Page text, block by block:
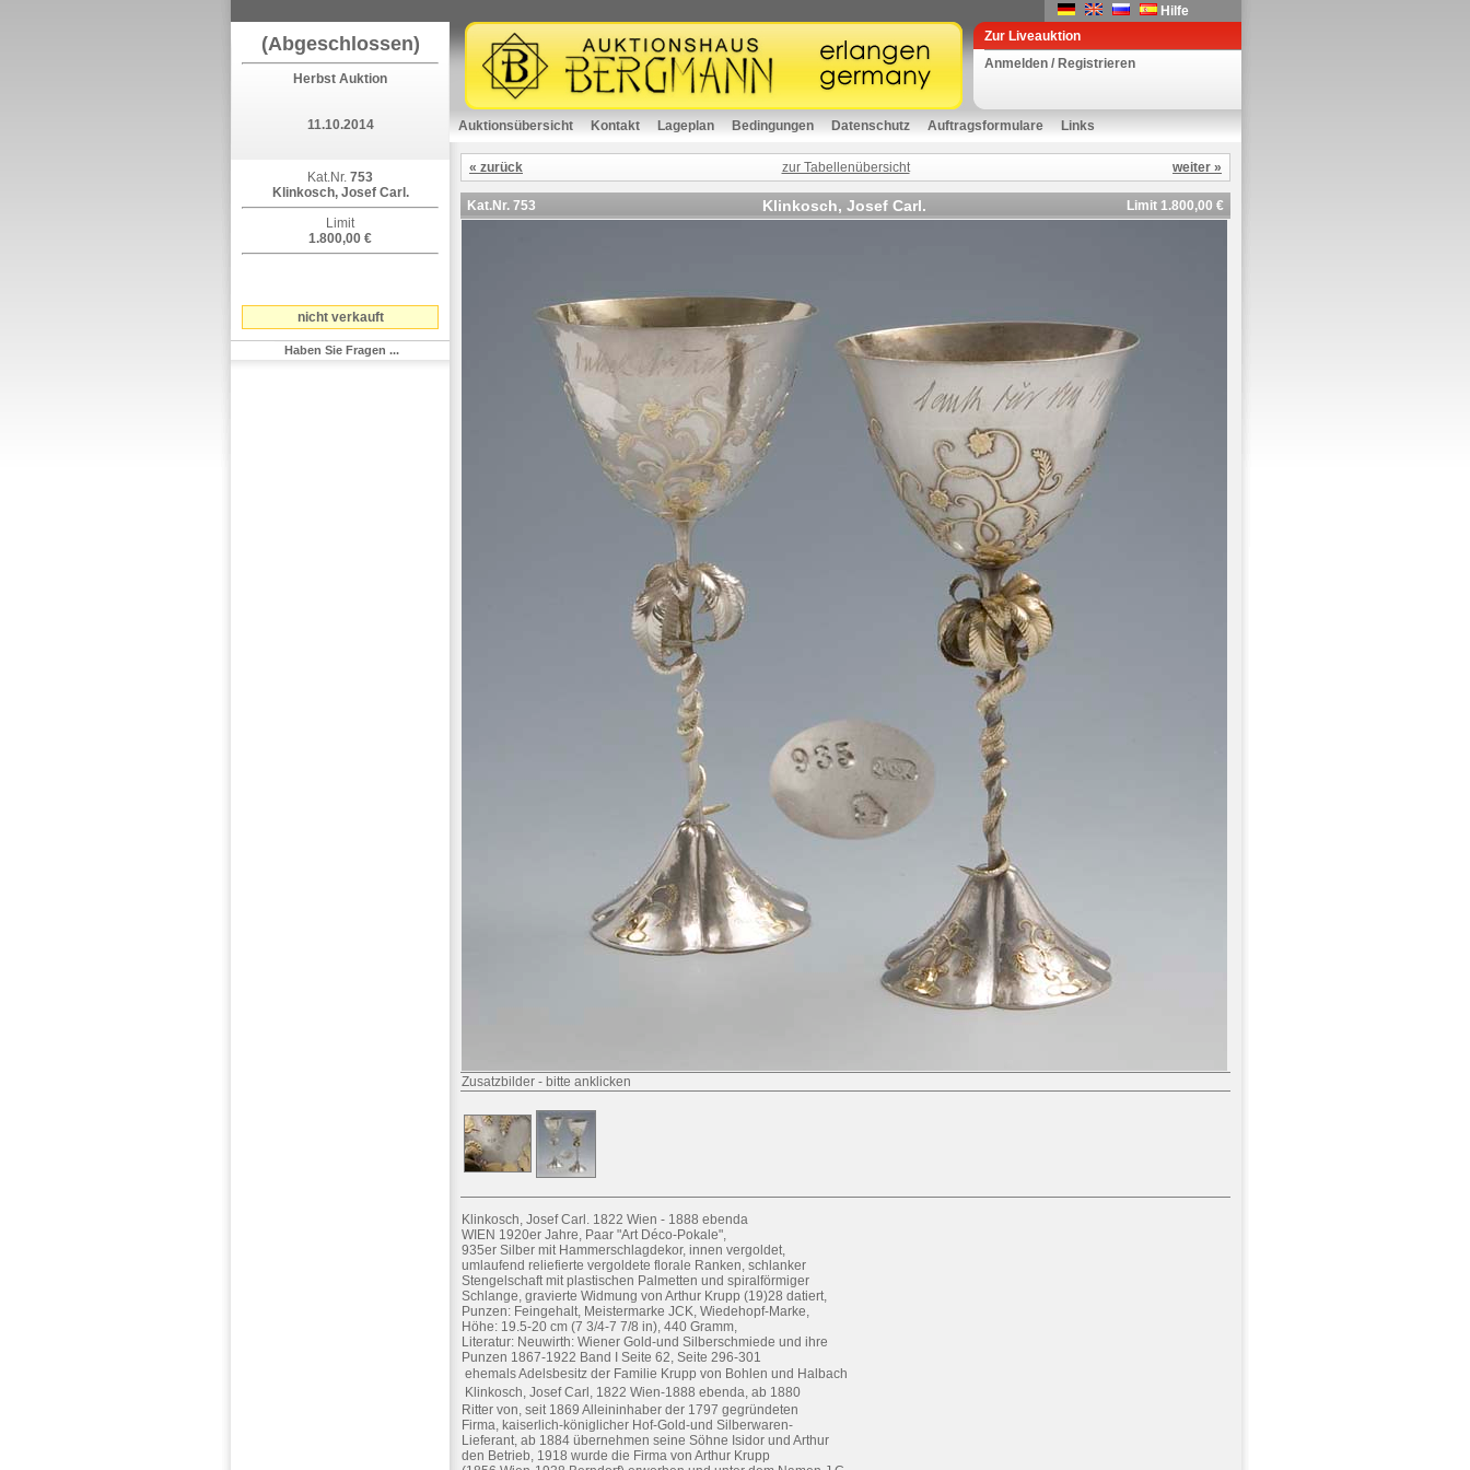
Hilfe
(Abgeschlossen)
Herbst Auktion
11.10.2014
Kat.Nr. 753
Klinkosch, Josef Carl.
Limit
1.800,00 €
nicht verkauft
Haben Sie Fragen ...
Zur Liveauktion
Anmelden / Registrieren
Auktionsübersicht Kontakt Lageplan Bedingungen Datenschutz Auftragsformulare Links
« zurück zur Tabellenübersicht weiter »
Kat.Nr. 753 Klinkosch, Josef Carl. Limit 1.800,00 €
Zusatzbilder - bitte anklicken
Klinkosch, Josef Carl. 1822 Wien - 1888 ebenda
WIEN 1920er Jahre, Paar "Art Déco-Pokale",
935er Silber mit Hammerschlagdekor, innen vergoldet,
umlaufend reliefierte vergoldete florale Ranken, schlanker
Stengelschaft mit plastischen Palmetten und spiralförmiger
Schlange, gravierte Widmung von Arthur Krupp (19)28 datiert,
Punzen: Feingehalt, Meistermarke JCK, Wiedehopf-Marke,
Höhe: 19.5-20 cm (7 3/4-7 7/8 in), 440 Gramm,
Literatur: Neuwirth: Wiener Gold-und Silberschmiede und ihre
Punzen 1867-1922 Band I Seite 62, Seite 296-301
ehemals Adelsbesitz der Familie Krupp von Bohlen und Halbach
Klinkosch, Josef Carl, 1822 Wien-1888 ebenda, ab 1880
Ritter von, seit 1869 Alleininhaber der 1797 gegründeten
Firma, kaiserlich-königlicher Hof-Gold-und Silberwaren-
Lieferant, ab 1884 übernehmen seine Söhne Isidor und Arthur
den Betrieb, 1918 wurde die Firma von Arthur Krupp